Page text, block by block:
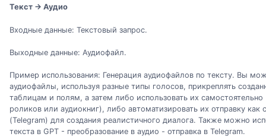
Текст → Аудио
Входные данные: Текстовый запрос.
Выходные данные: Аудиофайл.
Пример использования: Генерация аудиофайлов по тексту. Вы
аудиофайлы, используя разные типы голосов, прикреплять
таблицам и полям, а затем либо использовать их
роликов или аудиокниг), либо автоматизировать их отправку
(Telegram) для создания реалистичного диалога. Также можно
текста в GPT - преобразование в аудио - отправка в Telegram.